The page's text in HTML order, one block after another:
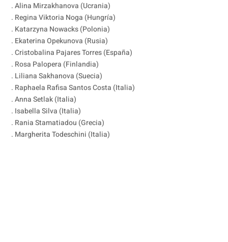
. Alina Mirzakhanova (Ucrania)
. Regina Viktoria Noga (Hungría)
. Katarzyna Nowacks (Polonia)
. Ekaterina Opekunova (Rusia)
. Cristobalina Pajares Torres (España)
. Rosa Palopera (Finlandia)
. Liliana Sakhanova (Suecia)
. Raphaela Rafisa Santos Costa (Italia)
. Anna Setlak (Italia)
. Isabella Silva (Italia)
. Rania Stamatiadou (Grecia)
. Margherita Todeschini (Italia)